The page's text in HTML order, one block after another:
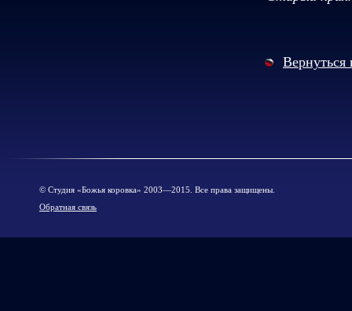
Вернуться
© Cтудия «Божья коровка» 2003—2015. Все права защищены.
Обратная связь